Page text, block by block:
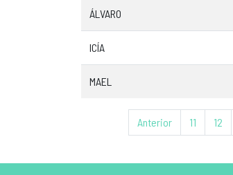
ÁLVARO
ICÍA
MAEL
Anterior 11 12